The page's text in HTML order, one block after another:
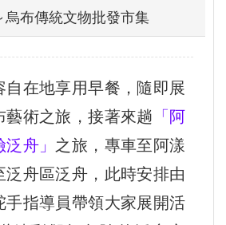
烏布傳統文物批發市集
在地享用早餐，隨即展
藝術之旅，接著來趟 「阿
舟」 之旅，專車至阿漾
泛舟區泛舟，此時安排由
手指導員帶領大家展開活